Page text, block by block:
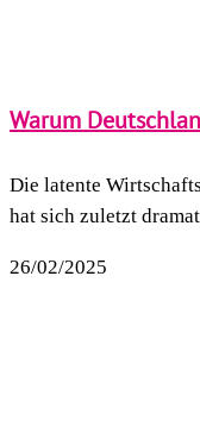
Warum
Die latente
hat sich zuletzt
26/02/2025